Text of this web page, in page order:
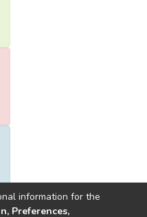
information for the
Preferences,